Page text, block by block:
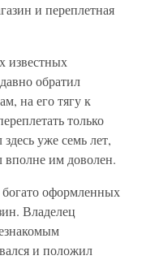
и переплетная
известных
обратил
на его тягу к
только
уже семь лет,
вполне им доволен.
оформленных
Владелец
и положил